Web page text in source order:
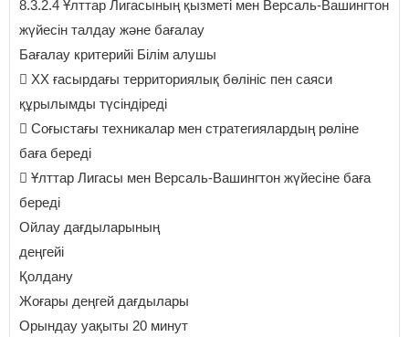
8.3.2.4 Ұлттар Лигасының қызметі мен Версаль-Вашингтон
жүйесін талдау және бағалау
Бағалау критерийі Білім алушы
 ХХ ғасырдағы территориялық бөлініс пен саяси
құрылымды түсіндіреді
 Соғыстағы техникалар мен стратегиялардың рөліне
баға береді
 Ұлттар Лигасы мен Версаль-Вашингтон жүйесіне баға
береді
Ойлау дағдыларының
деңгейі
Қолдану
Жоғары деңгей дағдылары
Орындау уақыты 20 минут